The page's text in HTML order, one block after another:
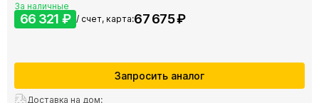
За наличные
66 321 ₽ / счет, карта:67 675 ₽
Запросить аналог
Доставка на дом: